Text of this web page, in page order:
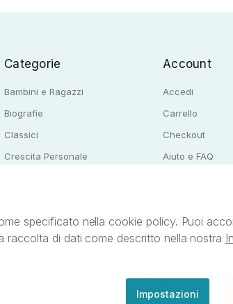
Categorie
Bambini e Ragazzi
Biografie
Classici
Crescita Personale
Account
Accedi
Carrello
Checkout
Aiuto e FAQ
StreetLib S.r.l. è titolare di tutti i diritti di proprietà
specificato nella cookie policy. Puoi
raccolta di dati come descritto nella nostra
Impostazioni